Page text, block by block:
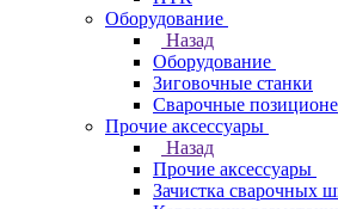
Оборудование
Назад
Оборудование
Зиговочные станки
Сварочные
Прочие аксессуары
Назад
Прочие аксессуары
Зачистка сварочных